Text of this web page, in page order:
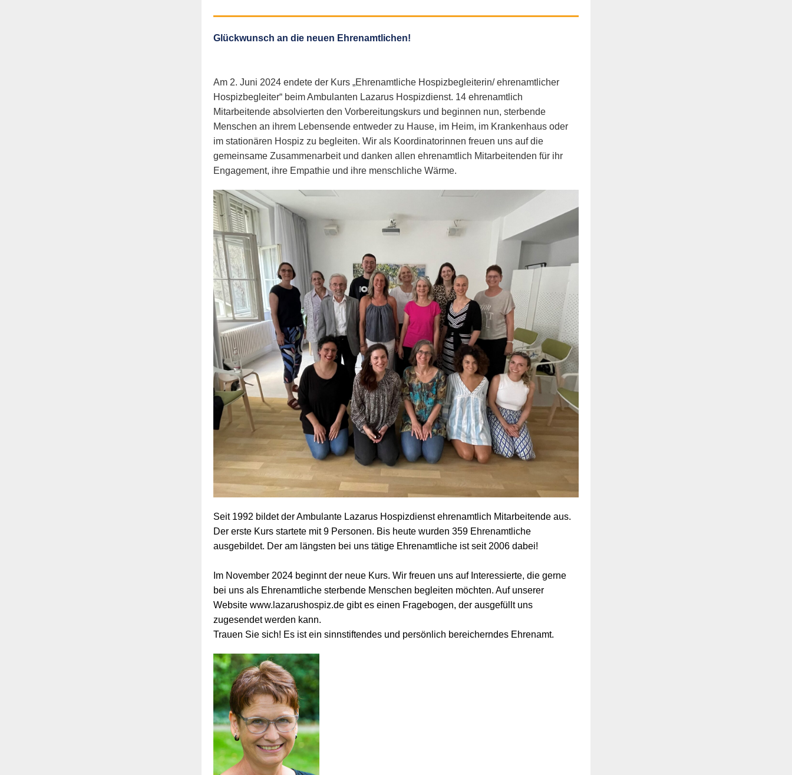
Glückwunsch an die neuen Ehrenamtlichen!
Am 2. Juni 2024 endete der Kurs „Ehrenamtliche Hospizbegleiterin/ ehrenamtlicher
Hospizbegleiter“ beim Ambulanten Lazarus Hospizdienst. 14 ehrenamtlich
Mitarbeitende absolvierten den Vorbereitungskurs und beginnen nun, sterbende
Menschen an ihrem Lebensende entweder zu Hause, im Heim, im Krankenhaus oder
im stationären Hospiz zu begleiten. Wir als Koordinatorinnen freuen uns auf die
gemeinsame Zusammenarbeit und danken allen ehrenamtlich Mitarbeitenden für ihr
Engagement, ihre Empathie und ihre menschliche Wärme.
Seit 1992 bildet der Ambulante Lazarus Hospizdienst ehrenamtlich Mitarbeitende aus.
Der erste Kurs startete mit 9 Personen. Bis heute wurden 359 Ehrenamtliche
ausgebildet. Der am längsten bei uns tätige Ehrenamtliche ist seit 2006 dabei!
Im November 2024 beginnt der neue Kurs. Wir freuen uns auf Interessierte, die gerne
bei uns als Ehrenamtliche sterbende Menschen begleiten möchten. Auf unserer
Website www.lazarushospiz.de gibt es einen Fragebogen, der ausgefüllt uns
zugesendet werden kann.
Trauen Sie sich! Es ist ein sinnstiftendes und persönlich bereicherndes Ehrenamt.